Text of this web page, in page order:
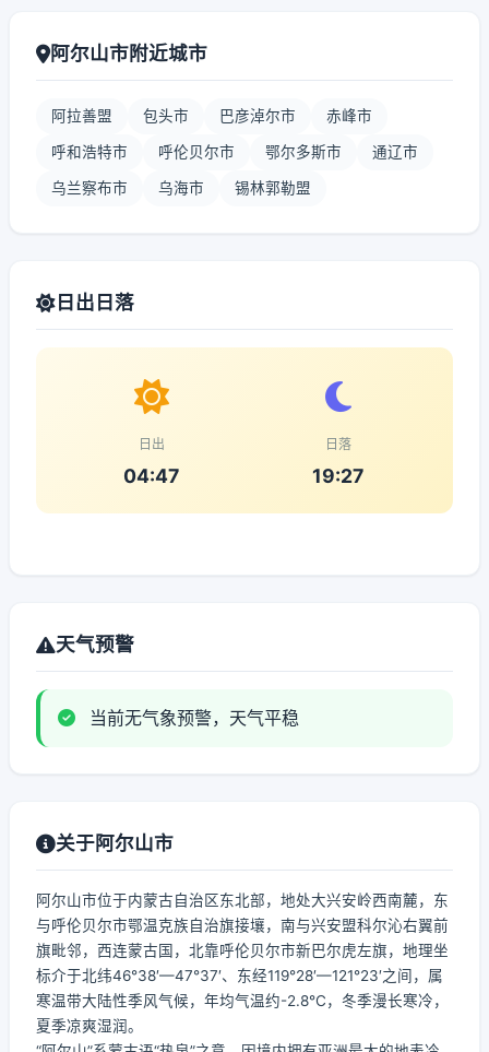
阿尔山市附近城市
阿拉善盟 包头市 巴彦淖尔市 赤峰市
呼和浩特市 呼伦贝尔市 鄂尔多斯市 通辽市
乌兰察布市 乌海市 锡林郭勒盟
日出日落
日出
04:47
日落
19:27
天气预警
当前无气象预警，天气平稳
关于阿尔山市
阿尔山市位于内蒙古自治区东北部，地处大兴安岭西南麓，东
与呼伦贝尔市鄂温克族自治旗接壤，南与兴安盟科尔沁右翼前
旗毗邻，西连蒙古国，北靠呼伦贝尔市新巴尔虎左旗，地理坐
标介于北纬46°38′—47°37′、东经119°28′—121°23′之间，属
寒温带大陆性季风气候，年均气温约-2.8℃，冬季漫长寒冷，
夏季凉爽湿润。